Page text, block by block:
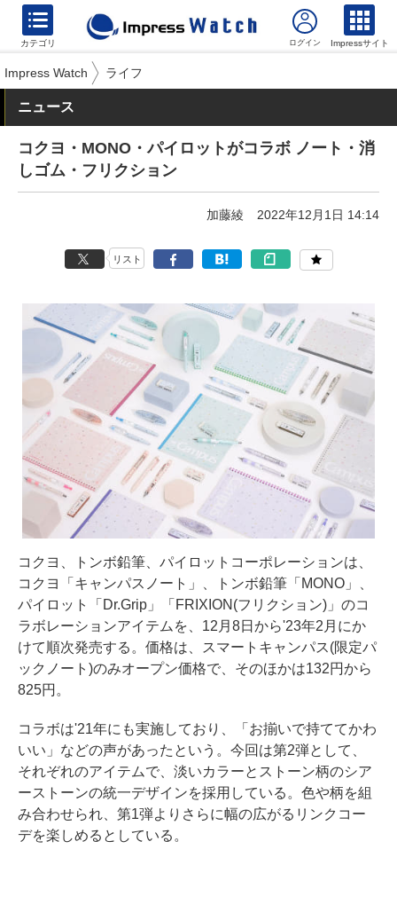
カテゴリ Impressサイト
Impress Watch ライフ
ニュース
コクヨ・MONO・パイロットがコラボ ノート・消
しゴム・フリクション
加藤綾 2022年12月1日 14:14
リスト
コクヨ、トンボ鉛筆、パイロットコーポレーションは、
コクヨ「キャンパスノート」、トンボ鉛筆「MONO」、
パイロット「Dr.Grip」「FRIXION(フリクション)」のコ
ラボレーションアイテムを、12月8日から'23年2月にか
けて順次発売する。価格は、スマートキャンパス(限定パ
ックノート)のみオープン価格で、そのほかは132円から
825円。
コラボは'21年にも実施しており、「お揃いで持ててかわ
いい」などの声があったという。今回は第2弾として、
それぞれのアイテムで、淡いカラーとストーン柄のシア
ーストーンの統一デザインを採用している。色や柄を組
み合わせられ、第1弾よりさらに幅の広がるリンクコー
デを楽しめるとしている。